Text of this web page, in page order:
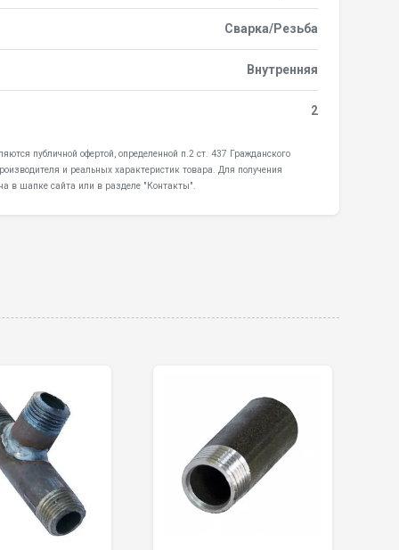
Сварка/Резьба
Внутренняя
2
публичной офертой, определенной п.2 ст. 437 Гражданского
и реальных характеристик товара. Для получения
в шапке сайта или в разделе "Контакты".